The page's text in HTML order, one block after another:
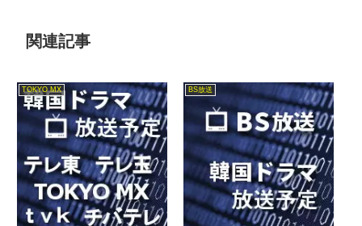
関連記事
TOKYO MX BS放送